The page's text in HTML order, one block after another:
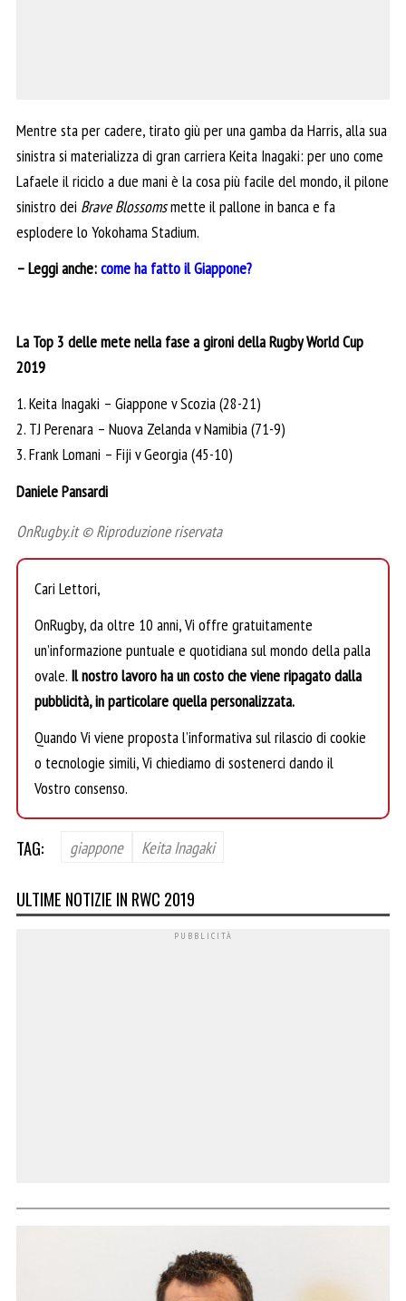
Mentre sta per cadere, tirato giù per una gamba da Harris, alla sua
sinistra si materializza di gran carriera Keita Inagaki: per uno come
Lafaele il riciclo a due mani è la cosa più facile del mondo, il pilone
sinistro dei Brave Blossomsmette il pallone in banca e fa
esplodere lo Yokohama Stadium.
– Leggi anche:come ha fatto il Giappone?
La Top 3 delle mete nella fase a gironi della Rugby World Cup
2019
1. Keita Inagaki – Giappone v Scozia (28-21)
2. TJ Perenara – Nuova Zelanda v Namibia (71-9)
3. Frank Lomani – Fiji v Georgia (45-10)
Daniele Pansardi
OnRugby.it © Riproduzione riservata
Cari Lettori,
OnRugby, da oltre 10 anni, Vi offre gratuitamente
un’informazione puntuale e quotidiana sul mondo della palla
ovale. Il nostro lavoro ha un costo che viene ripagato dalla
pubblicità, in particolare quella personalizzata.
Quando Vi viene proposta l’informativa sul rilascio di cookie
o tecnologie simili, Vi chiediamo di sostenerci dando il
Vostro consenso.
TAG: giappone Keita Inagaki
ULTIME NOTIZIE IN RWC 2019